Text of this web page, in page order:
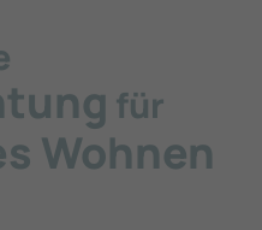
für
Wohnen